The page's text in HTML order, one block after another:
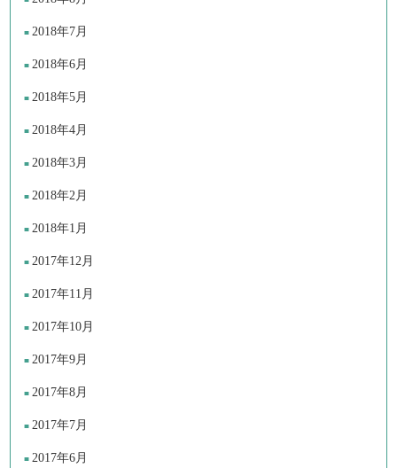
2018年7月
2018年6月
2018年5月
2018年4月
2018年3月
2018年2月
2018年1月
2017年12月
2017年11月
2017年10月
2017年9月
2017年8月
2017年7月
2017年6月